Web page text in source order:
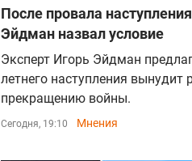
После провала
Эйдман назвал условие
Эксперт Игорь Эйдман
летнего наступления вынудит
прекращению войны.
Сегодня, 19:10 Мнения